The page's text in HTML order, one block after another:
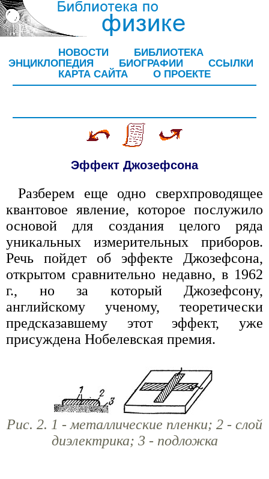
НОВОСТИ
БИБЛИОТЕКА
ЭНЦИКЛОПЕДИЯ
БИОГРАФИИ
ССЫЛКИ
КАРТА САЙТА
О ПРОЕКТЕ
Эффект Джозефсона
Разберем еще одно сверхпроводящее
квантовое явление, которое послужило
основой для создания целого ряда
уникальных измерительных приборов.
Речь пойдет об эффекте Джозефсона,
открытом сравнительно недавно, в 1962
г., но за который Джозефсону,
английскому ученому, теоретически
предсказавшему этот эффект, уже
присуждена Нобелевская премия.
Рис. 2. 1 - металлические пленки; 2 - слой
диэлектрика; 3 - подложка